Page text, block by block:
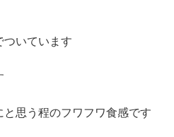
ついています
思う程のフワフワ食感です